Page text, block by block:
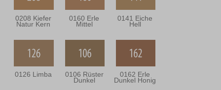
0208 Kiefer
Natur Kern
0160 Erle
Mittel
0141 Eiche
Hell
0126 Limba 0106 Rüster
Dunkel
0162 Erle
Dunkel Honig